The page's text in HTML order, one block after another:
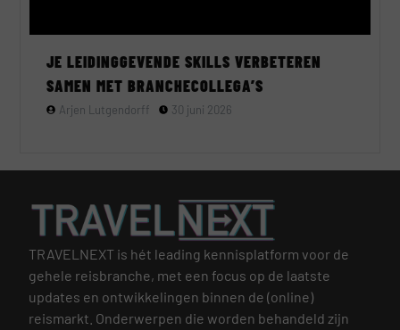
JE LEIDINGGEVENDE SKILLS VERBETEREN
SAMEN MET BRANCHECOLLEGA’S
Arjen Lutgendorff 30 juni 2026
TRAVELNEXT is hét leading kennisplatform voor de
gehele reisbranche, met een focus op de laatste
updates en ontwikkelingen binnen de (online)
reismarkt. Onderwerpen die worden behandeld zijn